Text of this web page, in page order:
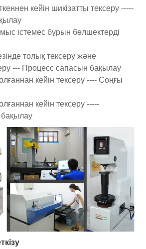
кейін шикізатты тексеру -----
істемес бұрын бөлшектерді
толық тексеру және
--- Процесс сапасын бақылау
кейін тексеру ---- Соңғы
кейін тексеру -----